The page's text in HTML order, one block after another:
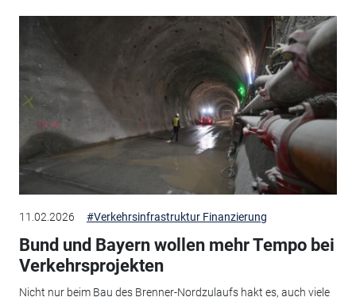
11.02.2026 #Verkehrsinfrastruktur Finanzierung
Bund und Bayern wollen mehr Tempo bei
Verkehrsprojekten
Nicht nur beim Bau des Brenner-Nordzulaufs hakt es, auch viele